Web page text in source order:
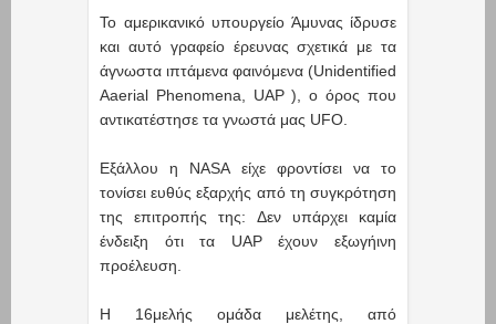
Το αμερικανικό υπουργείο Άμυνας ίδρυσε
και αυτό γραφείο έρευνας σχετικά με τα
άγνωστα ιπτάμενα φαινόμενα (Unidentified
Aaerial Phenomena, UAP ), ο όρος που
αντικατέστησε τα γνωστά μας UFO.
Εξάλλου η NASA είχε φροντίσει να το
τονίσει ευθύς εξαρχής από τη συγκρότηση
της επιτροπής της: Δεν υπάρχει καμία
ένδειξη ότι τα UAP έχουν εξωγήινη
προέλευση.
Η 16μελής ομάδα μελέτης, από